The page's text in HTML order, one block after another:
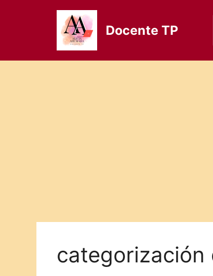
Docente TP
categorización